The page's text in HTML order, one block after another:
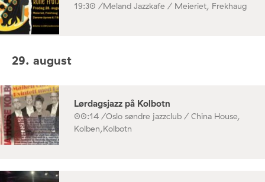
19:30 /Meland Jazzkafe / Meieriet, Frekhaug
29. august
Lørdagsjazz på Kolbotn
00:14 /Oslo søndre jazzclub / China House,
Kolben,Kolbotn